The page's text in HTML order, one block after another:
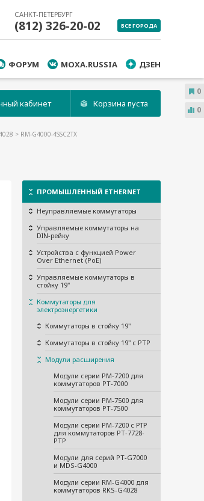
САНКТ-ПЕТЕРБУРГ
(812) 326-20-02 ВСЕ ГОРОДА
ФОРУМ MOXA.RUSSIA ДЗЕН
кабинет Корзина пуста
> RM-G4000-4SSC2TX
ПРОМЫШЛЕННЫЙ ETHERNET
Неуправляемые коммутаторы
Управляемые коммутаторы на
DIN-рейку
Устройства с функцией Power
Over Ethernet (PoE)
Управляемые коммутаторы в
стойку 19"
Коммутаторы для
электроэнергетики
Коммутаторы в стойку 19"
Коммутаторы в стойку 19" с PTP
Модули расширения
Модули серии PM-7200 для
коммутаторов PT-7000
Модули серии PM-7500 для
коммутаторов PT-7500
Модули серии PM-7200 с РТР
для коммутаторов PT-7728-
PTP
Модули для серий PT-G7000
и MDS-G4000
Модули серии RM-G4000 для
коммутаторов RKS-G4028
0
0